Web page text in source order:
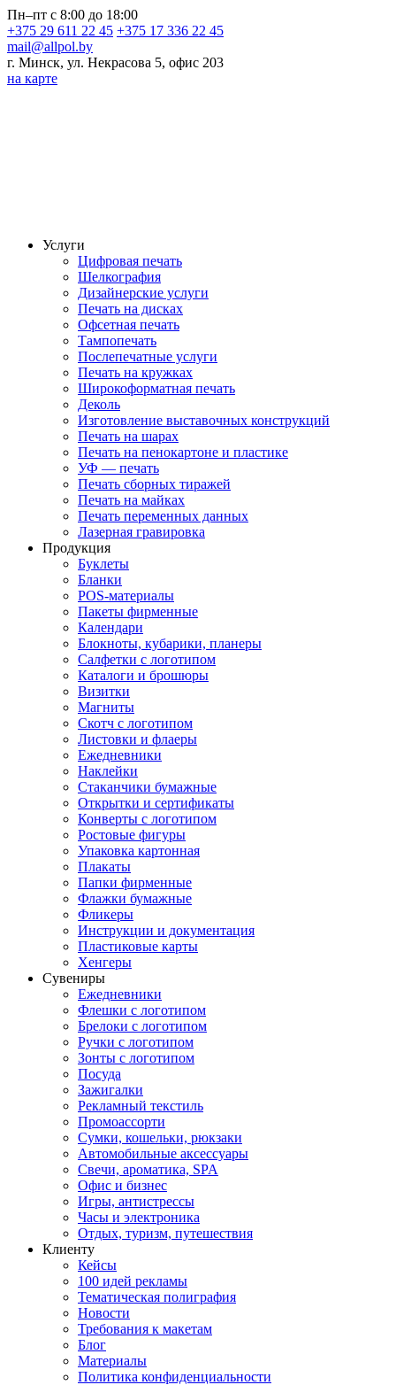
Пн–пт с 8:00 до 18:00
+375 29 611 22 45 +375 17 336 22 45
mail@allpol.by
г. Минск, ул. Некрасова 5, офис 203
на карте
Услуги
Цифровая печать
Шелкография
Дизайнерские услуги
Печать на дисках
Офсетная печать
Тампопечать
Послепечатные услуги
Печать на кружках
Широкоформатная печать
Деколь
Изготовление выставочных конструкций
Печать на шарах
Печать на пенокартоне и пластике
УФ — печать
Печать сборных тиражей
Печать на майках
Печать переменных данных
Лазерная гравировка
Продукция
Буклеты
Бланки
POS-материалы
Пакеты фирменные
Календари
Блокноты, кубарики, планеры
Салфетки с логотипом
Каталоги и брошюры
Визитки
Магниты
Скотч с логотипом
Листовки и флаеры
Ежедневники
Наклейки
Стаканчики бумажные
Открытки и сертификаты
Конверты с логотипом
Ростовые фигуры
Упаковка картонная
Плакаты
Папки фирменные
Флажки бумажные
Фликеры
Инструкции и документация
Пластиковые карты
Хенгеры
Сувениры
Ежедневники
Флешки с логотипом
Брелоки с логотипом
Ручки с логотипом
Зонты с логотипом
Посуда
Зажигалки
Рекламный текстиль
Промоассорти
Сумки, кошельки, рюкзаки
Автомобильные аксессуары
Свечи, ароматика, SPA
Офис и бизнес
Игры, антистрессы
Часы и электроника
Отдых, туризм, путешествия
Клиенту
Кейсы
100 идей рекламы
Тематическая полиграфия
Новости
Требования к макетам
Блог
Материалы
Политика конфиденциальности